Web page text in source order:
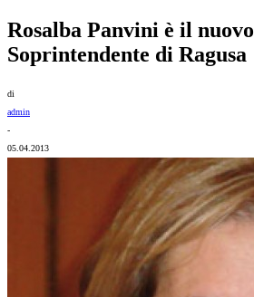
Rosalba Panvini è il nuovo
Soprintendente di Ragusa
di
admin
-
05.04.2013